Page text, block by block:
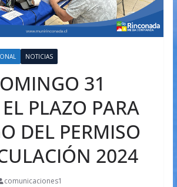
NOTICIAS
31
PLAZO PARA
DEL PERMISO
2024
comunicaciones1